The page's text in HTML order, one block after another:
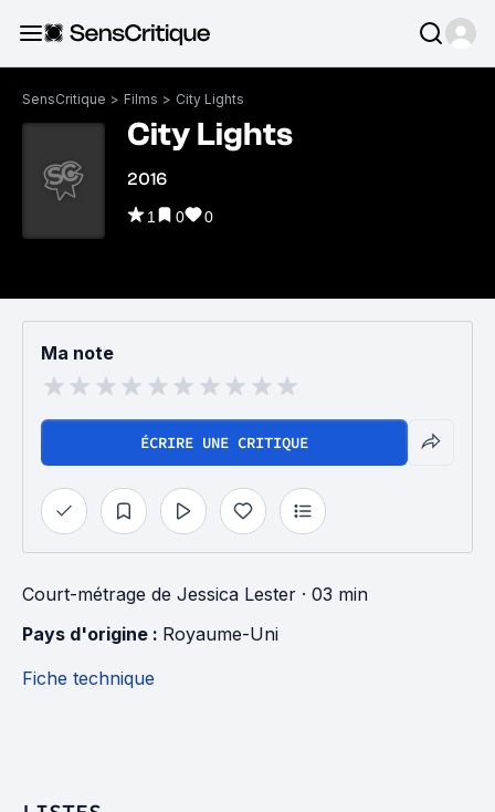
SensCritique > Films > City Lights
City Lights
2016
1 0 0
Ma note
ÉCRIRE UNE CRITIQUE
Court-métrage de Jessica Lester · 03 min
Pays d'origine : Royaume-Uni
Fiche technique